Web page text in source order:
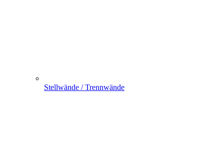
Stellwände / Trennwände